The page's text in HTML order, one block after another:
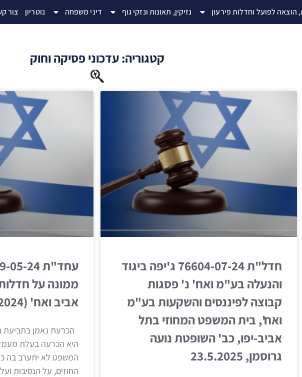
הוצאה לפועל וחדלות פירעון נזיקין, תאונות ונזקי גוף דיני משפחה נוטריון צור
קטגוריה: עדכוני פסיקה וחוק
חדל"ת 76604-07-24 ג'יפה ביגוד
והנעלה בע"מ ואח' נ' פסגות
קבוצה לפיננסים והשקעות בע"מ
ואח', בית המשפט המחוזי בתל
אביב-יפו, כב' השופטת נועה
גרוסמן, 23.5.2025
ממונה על
אביב ואח' (12.12.2024)
הכרעת נאמן בתביעת
היא הכרעה בעלת מעמד
המשפט לא יתערב בה
החוזים, על הנסיבות